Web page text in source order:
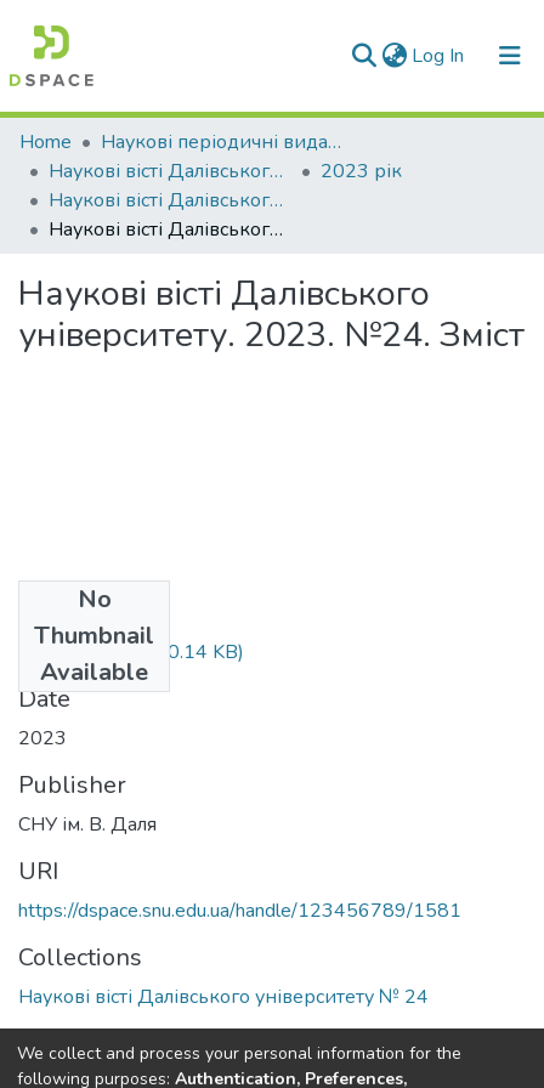
Log In (current)
Communities & Collections
All of DSpace
Statistics
Home
Наукові періодичні видання СНУ ім. В. Даля
Наукові вісті Далівського університету
2023 рік
Наукові вісті Далівського університету № 24
Наукові вісті Далівського університету. 2023. №24. Зміст
Наукові вісті Далівського
університету. 2023. №24. Зміст
No
Thumbnail
Available
2023_24.pdf(160.14 KB)
Date
2023
Publisher
СНУ ім. В. Даля
URI
https://dspace.snu.edu.ua/handle/123456789/1581
Collections
Наукові вісті Далівського університету № 24
Full item page
We collect and process your personal information for the
following purposes: Authentication, Preferences,